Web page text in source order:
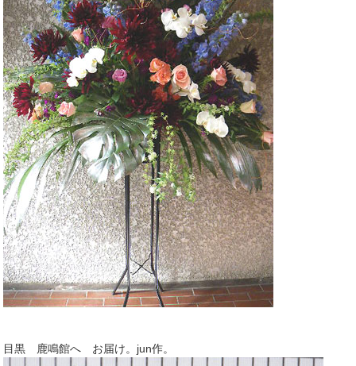
目黒 鹿鳴館へ お届け。jun作。